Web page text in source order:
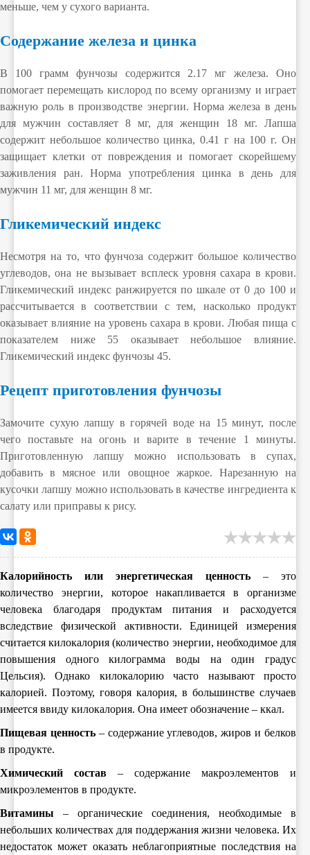
меньше, чем у сухого варианта.
Содержание железа и цинка
В 100 грамм фунчозы содержится 2.17 мг железа. Оно
помогает перемещать кислород по всему организму и играет
важную роль в производстве энергии. Норма железа в день
для мужчин составляет 8 мг, для женщин 18 мг. Лапша
содержит небольшое количество цинка, 0.41 г на 100 г. Он
защищает клетки от повреждения и помогает скорейшему
заживления ран. Норма употребления цинка в день для
мужчин 11 мг, для женщин 8 мг.
Гликемический индекс
Несмотря на то, что фунчоза содержит большое количество
углеводов, она не вызывает всплеск уровня сахара в крови.
Гликемический индекс ранжируется по шкале от 0 до 100 и
рассчитывается в соответствии с тем, насколько продукт
оказывает влияние на уровень сахара в крови. Любая пища с
показателем ниже 55 оказывает небольшое влияние.
Гликемический индекс фунчозы 45.
Рецепт приготовления фунчозы
Замочите сухую лапшу в горячей воде на 15 минут, после
чего поставьте на огонь и варите в течение 1 минуты.
Приготовленную лапшу можно использовать в супах,
добавить в мясное или овощное жаркое. Нарезанную на
кусочки лапшу можно использовать в качестве ингредиента к
салату или приправы к рису.
Калорийность или энергетическая ценность – это
количество энергии, которое накапливается в организме
человека благодаря продуктам питания и расходуется
вследствие физической активности. Единицей измерения
считается килокалория (количество энергии, необходимое для
повышения одного килограмма воды на один градус
Цельсия). Однако килокалорию часто называют просто
калорией. Поэтому, говоря калория, в большинстве случаев
имеется ввиду килокалория. Она имеет обозначение – ккал.
Пищевая ценность– содержание углеводов, жиров и белков
в продукте.
Химический состав – содержание макроэлементов и
микроэлементов в продукте.
Витамины – органические соединения, необходимые в
небольших количествах для поддержания жизни человека. Их
недостаток может оказать неблагоприятные последствия на